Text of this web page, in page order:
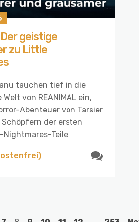
geistige
zu Little
tauchen tief in die
von REANIMAL ein,
Abenteuer von Tarsier
der ersten
Teile.